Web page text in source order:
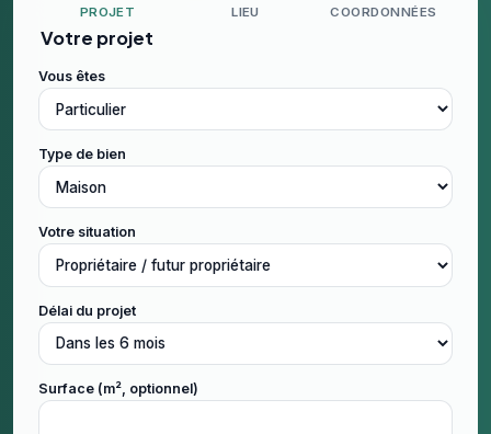
PROJET LIEU COORDONNÉES
Votre projet
Vous êtes
Type de bien
Votre situation
Délai du projet
Surface (m², optionnel)